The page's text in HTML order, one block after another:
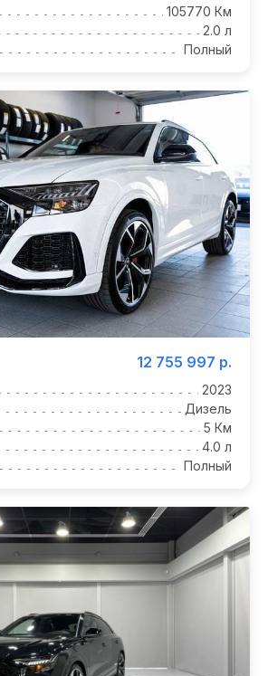
105770 Км
2.0 л
Полный
12 755 997 р.
2023
Дизель
5 Км
4.0 л
Полный